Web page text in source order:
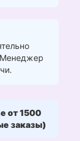
от 1500
заказы)